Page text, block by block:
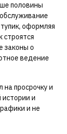
половины
оформляя
законы о
ведение
просрочку и
и
и не